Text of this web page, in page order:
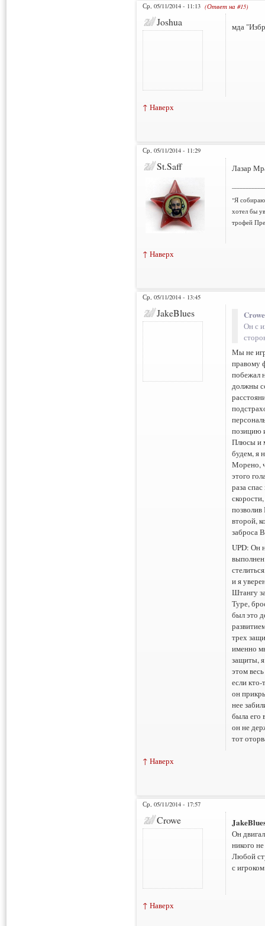
Ср, 05/11/2014 - 11:13 (Ответ на #15)
Joshua мда
↑ Наверх
Ср, 05/11/2014 - 11:29
St.Saff Лазар
"Я
хотел бы
трофей
↑ Наверх
Ср, 05/11/2014 - 13:45
JakeBlues
Он с
Мы не
правому
побежал
должны
позицию
Плюсы и
будем, я
Морено,
этого
раза
второй,
заброса
UPD: Он
и я
Штангу
Туре,
был это
трех
именно
защиты,
этом
если
он
нее
была его
он не
тот
↑ Наверх
Ср, 05/11/2014 - 17:57
Crowe
Он
никого
Любой
с
↑ Наверх